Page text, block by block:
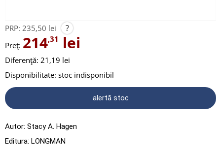
PRP: 235,50 lei ?
Preț: 214,31 lei
Diferență: 21,19 lei
Disponibilitate: stoc indisponibil
alertă stoc
Autor: Stacy A. Hagen
Editura: LONGMAN